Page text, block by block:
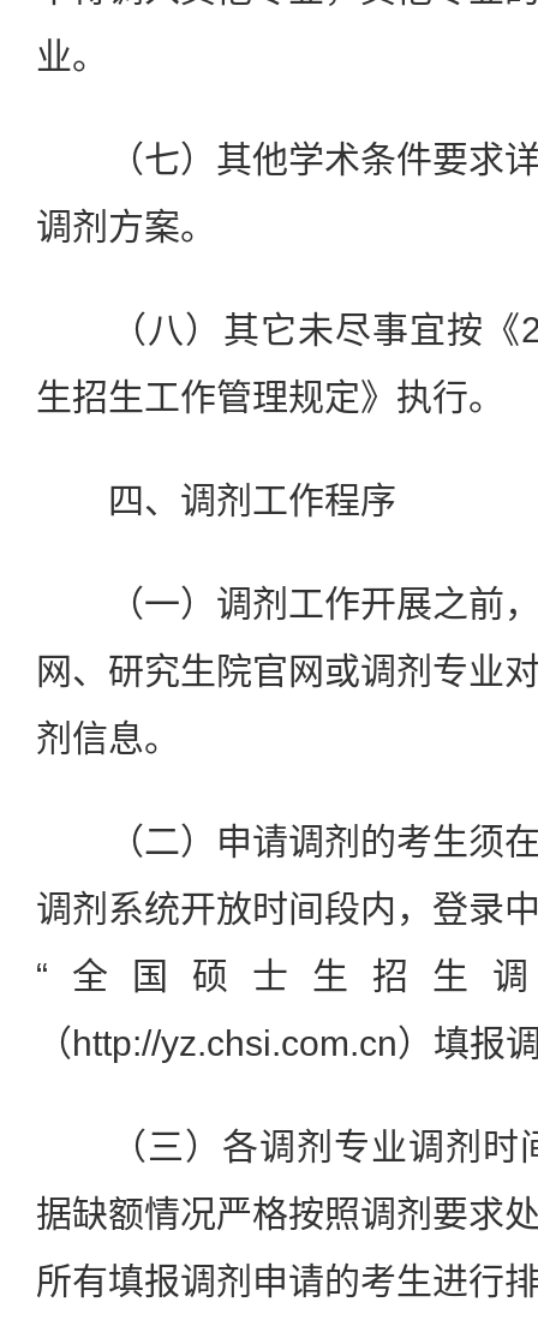
业。
（七）其他学术条件要求
调剂方案。
（八）其它未尽事宜按《
生招生工作管理规定》执行。
四、调剂工作程序
（一）调剂工作开展之前
网、研究生院官网或调剂专业
剂信息。
（二）申请调剂的考生须
调剂系统开放时间段内，登录
“全国硕士生招生
（http://yz.chsi.com.cn）填报
（三）各调剂专业调剂时
据缺额情况严格按照调剂要求
所有填报调剂申请的考生进行